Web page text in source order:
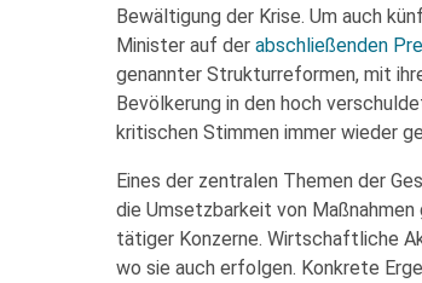
Bewältigung der Krise. Um auch
Minister auf der abschließenden
genannter Strukturreformen, mit
Bevölkerung in den hoch
kritischen Stimmen immer wieder
Eines der zentralen Themen der
die Umsetzbarkeit von
tätiger Konzerne. Wirtschaftliche
wo sie auch erfolgen. Konkrete